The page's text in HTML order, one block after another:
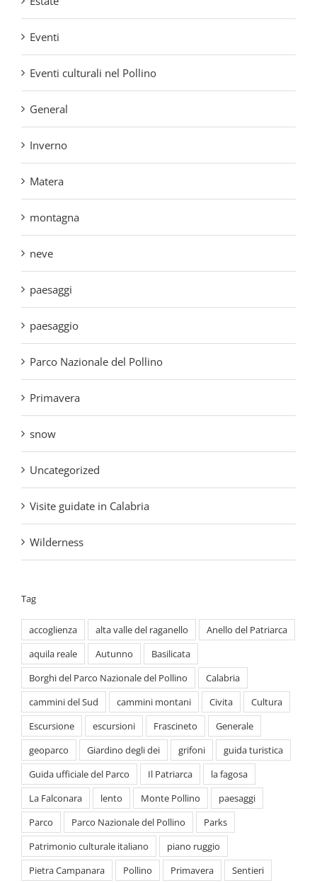
General
Inverno
Matera
montagna
neve
paesaggi
Parco Nazionale del Pollino
Primavera
snow
Uncategorized
Wilderness
Tag
Borghi del Parco Nazionale del Pollino
cammini del Sud
cammini montani Civita
Cultura
Escursione
escursioni Frascineto
geoparco
Giardino degli dei grifoni
guida turistica
Guida ufficiale del Parco
Il Patriarca
la fagosa
La Falconara
lento Monte Pollino
paesaggi
Parco
Parco Nazionale del Pollino
Parks
Patrimonio culturale italiano
piano ruggio
Pietra Campanara
Pollino Primavera
Sentieri
serra delle ciavole
serra dolcedorme slow
timpe
turismo vallje
visita guidata
visite guidate